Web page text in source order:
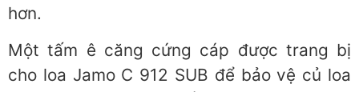
hơn.
Một tấm ê căng cứng cáp được trang bị
cho loa Jamo C 912 SUB để bảo vệ củ loa